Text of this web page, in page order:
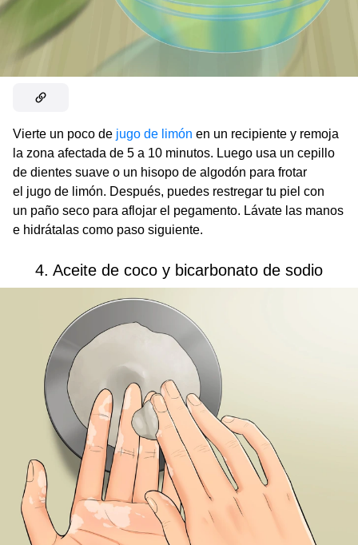
Vierte un poco de jugo de limón en un recipiente y remoja
la zona afectada de 5 a 10 minutos. Luego usa un cepillo
de dientes suave o un hisopo de algodón para frotar
el jugo de limón. Después, puedes restregar tu piel con
un paño seco para aflojar el pegamento. Lávate las manos
e hidrátalas como paso siguiente.
4. Aceite de coco y bicarbonato de sodio